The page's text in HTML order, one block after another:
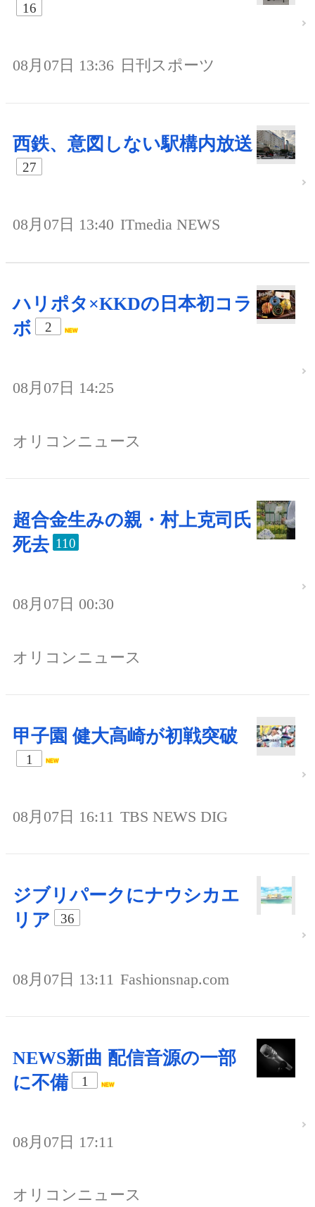
16
08月07日 13:36 日刊スポーツ
西鉄、意図しない駅構内放送
27
08月07日 13:40 ITmedia NEWS
ハリポタ×KKDの日本初コラ
ボ
2
08月07日 14:25
オリコンニュース
超合金生みの親・村上克司氏
死去 110
08月07日 00:30
オリコンニュース
甲子園 健大高崎が初戦突破
1
08月07日 16:11 TBS NEWS DIG
ジブリパークにナウシカエ
リア
36
08月07日 13:11 Fashionsnap.com
NEWS新曲 配信音源の一部
に不備
1
08月07日 17:11
オリコンニュース